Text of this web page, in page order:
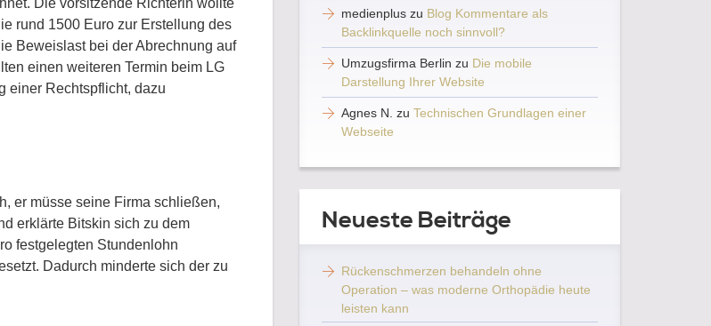
Die vorsitzende Richterin wollte
rund 1500 Euro zur Erstellung des
Beweislast bei der Abrechnung auf
einen weiteren Termin beim LG
einer Rechtspflicht, dazu
er müsse seine Firma schließen,
erklärte Bitskin sich zu dem
festgelegten Stundenlohn
Dadurch minderte sich der zu
medienplus zu Blog Kommentare als
Backlinkquelle noch sinnvoll?
Umzugsfirma Berlin zu Die mobile
Darstellung Ihrer Website
Agnes N. zu Technischen Grundlagen einer
Webseite
Neueste Beiträge
Rückenschmerzen behandeln ohne
Operation – was moderne Orthopädie heute
leisten kann